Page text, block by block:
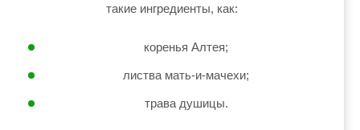
такие ингредиенты, как:
коренья Алтея;
листва мать-и-мачехи;
трава душицы.